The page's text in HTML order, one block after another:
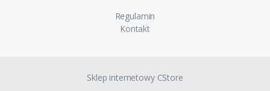
Regulamin
Kontakt
Sklep internetowy CStore